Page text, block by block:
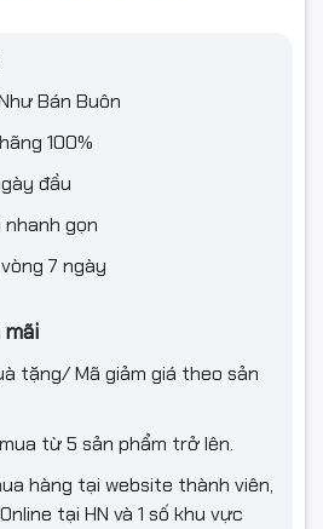
Bán Buôn
100%
đầu
gọn
7 ngày
tặng/ Mã giảm giá theo sản
từ 5 sản phẩm trở lên.
hàng tại website thành viên,
tại HN và 1 số khu vực